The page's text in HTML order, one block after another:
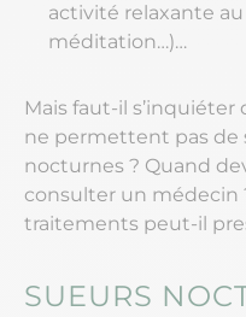
activité relaxante
méditation…)…
Mais faut-il
ne permettent pas de
nocturnes ? Quand
consulter un médecin
traitements peut-il
SUEURS